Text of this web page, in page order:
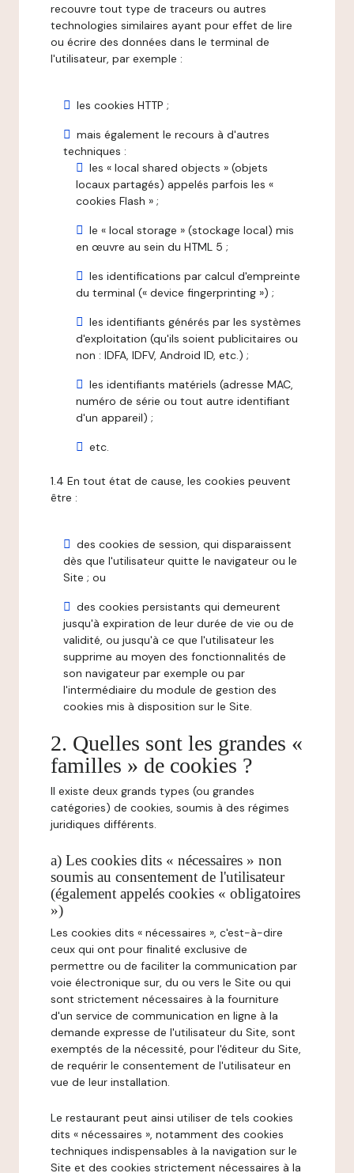
recouvre tout type de traceurs ou autres
technologies similaires ayant pour effet de lire
ou écrire des données dans le terminal de
l'utilisateur, par exemple :
les cookies HTTP ;
mais également le recours à d'autres
techniques :
les « local shared objects » (objets
locaux partagés) appelés parfois les «
cookies Flash » ;
le « local storage » (stockage local) mis
en œuvre au sein du HTML 5 ;
les identifications par calcul d'empreinte
du terminal (« device fingerprinting ») ;
les identifiants générés par les systèmes
d'exploitation (qu'ils soient publicitaires ou
non : IDFA, IDFV, Android ID, etc.) ;
les identifiants matériels (adresse MAC,
numéro de série ou tout autre identifiant
d'un appareil) ;
etc.
1.4 En tout état de cause, les cookies peuvent
être :
des cookies de session, qui disparaissent
dès que l'utilisateur quitte le navigateur ou le
Site ; ou
des cookies persistants qui demeurent
jusqu'à expiration de leur durée de vie ou de
validité, ou jusqu'à ce que l'utilisateur les
supprime au moyen des fonctionnalités de
son navigateur par exemple ou par
l'intermédiaire du module de gestion des
cookies mis à disposition sur le Site.
2. Quelles sont les grandes «
familles » de cookies ?
Il existe deux grands types (ou grandes
catégories) de cookies, soumis à des régimes
juridiques différents.
a) Les cookies dits « nécessaires » non
soumis au consentement de l'utilisateur
(également appelés cookies « obligatoires
»)
Les cookies dits « nécessaires », c'est-à-dire
ceux qui ont pour finalité exclusive de
permettre ou de faciliter la communication par
voie électronique sur, du ou vers le Site ou qui
sont strictement nécessaires à la fourniture
d'un service de communication en ligne à la
demande expresse de l'utilisateur du Site, sont
exemptés de la nécessité, pour l'éditeur du Site,
de requérir le consentement de l'utilisateur en
vue de leur installation.
Le restaurant peut ainsi utiliser de tels cookies
dits « nécessaires », notamment des cookies
techniques indispensables à la navigation sur le
Site et des cookies strictement nécessaires à la